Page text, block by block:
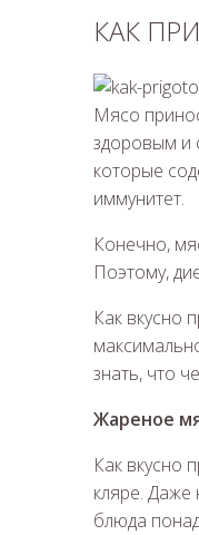
КАК
Мясо
здоровым и
которые
иммунитет.
Конечно,
Поэтому,
Как вкусно
знать, что
Жареное
Как вкусно
кляре. Даже
блюда